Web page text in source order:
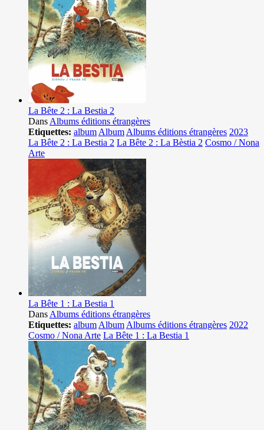
La Bête 2 : La Bestia 2
Dans Albums éditions étrangères
Etiquettes: album Album Albums éditions étrangères 2023
La Bête 2 : La Bestia 2 La Bête 2 : La Bèstia 2 Cosmo / Nona
Arte
La Bête 1 : La Bestia 1
Dans Albums éditions étrangères
Etiquettes: album Album Albums éditions étrangères 2022
Cosmo / Nona Arte La Bête 1 : La Bestia 1